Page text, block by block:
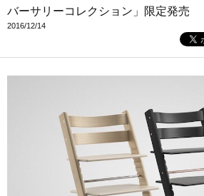
バーサリーコレクション」限定発売
2016/12/14